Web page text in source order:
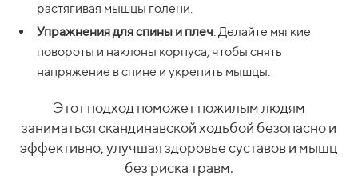
растягивая мышцы голени.
Упражнения для спины и плеч: Делайте мягкие
повороты и наклоны корпуса, чтобы снять
напряжение в спине и укрепить мышцы.
Этот подход поможет пожилым людям
заниматься скандинавской ходьбой безопасно и
эффективно, улучшая здоровье суставов и мышц
без риска травм.